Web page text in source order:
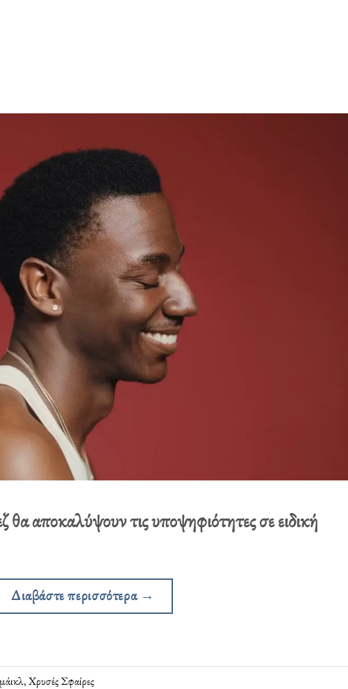
αποκαλύψουν τις υποψηφιότητες σε ειδική
Διαβάστε περισσότερα →
,Χρυσές Σφαίρες